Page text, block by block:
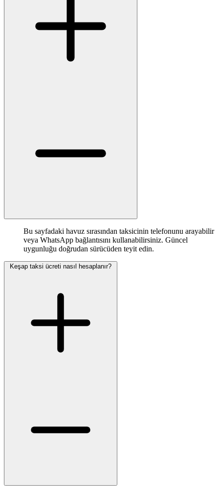
Bu sayfadaki havuz sırasından taksicinin telefonunu arayabilir
veya WhatsApp bağlantısını kullanabilirsiniz. Güncel
uygunluğu doğrudan sürücüden teyit edin.
Keşap taksi ücreti nasıl hesaplanır?